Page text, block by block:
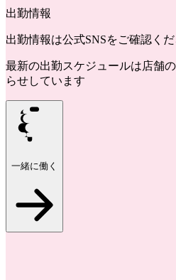
出勤情報
出勤情報は公式SNSをご確認く
最新の出勤スケジュールは店舗
らせしています
一緒に働く